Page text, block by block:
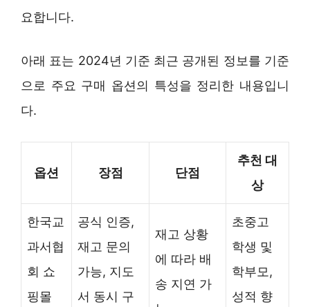
요합니다.
아래 표는 2024년 기준 최근 공개된 정보를 기준
으로 주요 구매 옵션의 특성을 정리한 내용입니
다.
옵션 장점 단점
추천 대
상
한국교
과서협
회 쇼
핑몰
공식 인증,
재고 문의
가능, 지도
서 동시 구
재고 상황
에 따라 배
송 지연 가
초중고
학생 및
학부모,
성적 향